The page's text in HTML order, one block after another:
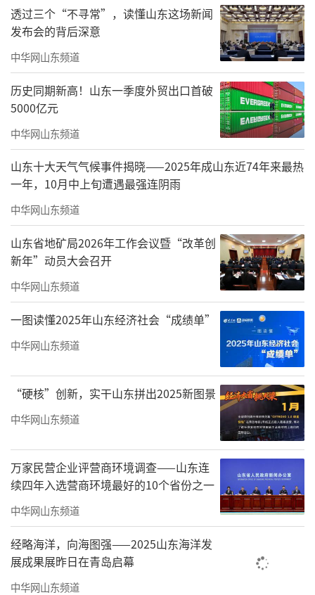
透过三个“不寻常”，读懂山东这场新闻
发布会的背后深意
中华网山东频道
历史同期新高！山东一季度外贸出口首破
5000亿元
中华网山东频道
山东十大天气气候事件揭晓——2025年成山东近74年来最热
一年，10月中上旬遭遇最强连阴雨
中华网山东频道
山东省地矿局2026年工作会议暨“改革创
新年”动员大会召开
中华网山东频道
一图读懂2025年山东经济社会“成绩单”
中华网山东频道
“硬核”创新，实干山东拼出2025新图景
中华网山东频道
万家民营企业评营商环境调查——山东连
续四年入选营商环境最好的10个省份之一
中华网山东频道
经略海洋，向海图强——2025山东海洋发
展成果展昨日在青岛启幕
中华网山东频道